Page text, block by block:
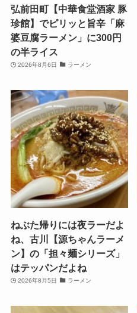
弘前田町【中華食堂酒家 豚
珍館】でピリッと旨辛「麻
婆豆腐ラーメン」に300円
の半ライス
2026年8月6日 ラーメン
ねぶた帰りには夜ラーだよ
ね、古川【源ちゃんラーメ
ン】の「担々麺シリーズ」
はテッパンだよね
2026年8月5日 ラーメン